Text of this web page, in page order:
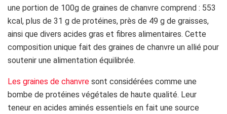
une portion de 100g de graines de chanvre comprend : 553
kcal, plus de 31 g de protéines, près de 49 g de graisses,
ainsi que divers acides gras et fibres alimentaires. Cette
composition unique fait des graines de chanvre un allié pour
soutenir une alimentation équilibrée.
Les graines de chanvre sont considérées comme une
bombe de protéines végétales de haute qualité. Leur
teneur en acides aminés essentiels en fait une source